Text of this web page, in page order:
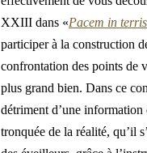
XXIII dans «Pacem in terris
participer à la construction
confrontation des points de
plus grand bien. Dans ce
détriment d’une
tronquée de la réalité, qu’il